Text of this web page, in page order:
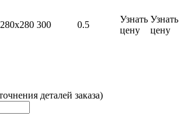
280х280 300 0.5
Узнать
цену
Узнать
цену
деталей заказа)